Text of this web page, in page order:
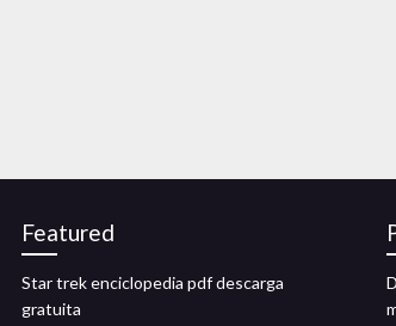
Featured
Star trek enciclopedia pdf descarga
gratuita